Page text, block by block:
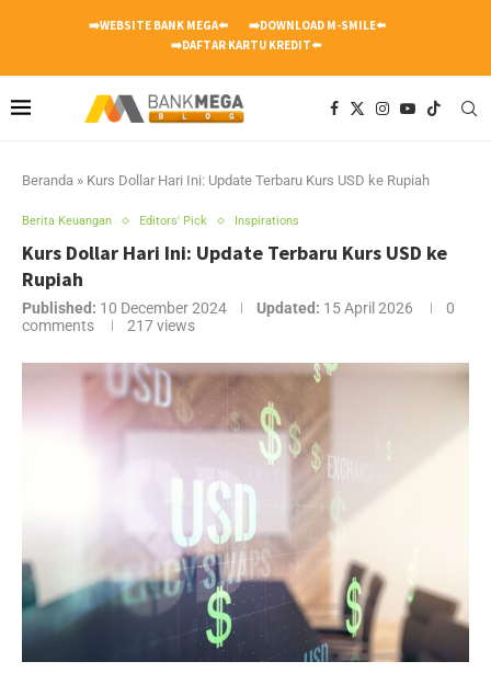
➡️WEBSITE BANK MEGA⬅️
➡️DOWNLOAD M-SMILE⬅️
➡️DAFTAR KARTU KREDIT⬅️
Beranda » Kurs Dollar Hari Ini: Update Terbaru Kurs USD ke Rupiah
Berita Keuangan Editors' Pick Inspirations
Kurs Dollar Hari Ini: Update Terbaru Kurs USD ke
Rupiah
Published: 10 December 2024 Updated: 15 April 2026
0
comments
217views